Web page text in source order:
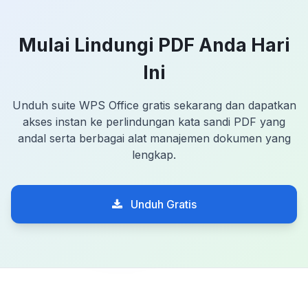
Mulai Lindungi PDF Anda Hari
Ini
Unduh suite WPS Office gratis sekarang dan dapatkan
akses instan ke perlindungan kata sandi PDF yang
andal serta berbagai alat manajemen dokumen yang
lengkap.
Unduh Gratis